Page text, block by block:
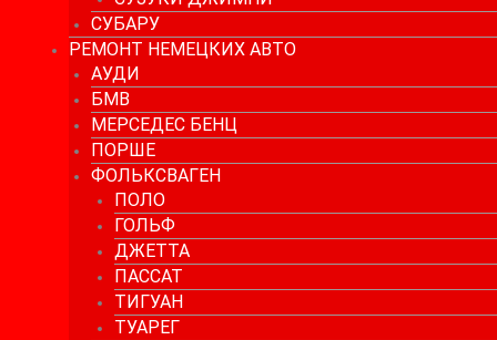
СУБАРУ
РЕМОНТ НЕМЕЦКИХ АВТО
АУДИ
БМВ
МЕРСЕДЕС БЕНЦ
ПОРШЕ
ФОЛЬКСВАГЕН
ПОЛО
ГОЛЬФ
ДЖЕТТА
ПАССАТ
ТИГУАН
ТУАРЕГ